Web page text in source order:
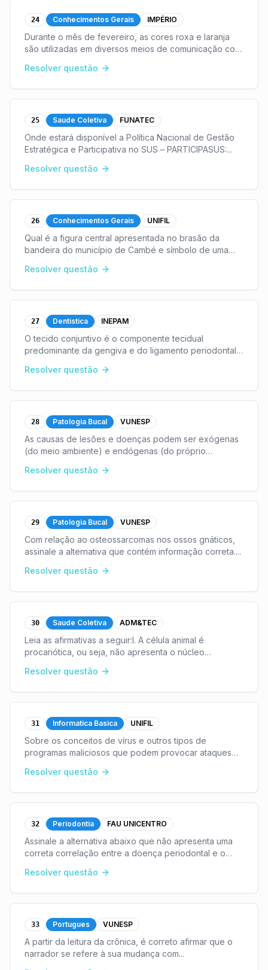
24 Conhecimentos Gerais IMPÉRIO
Durante o mês de fevereiro, as cores roxa e laranja
são utilizadas em diversos meios de comunicação com
combate de algumas doenças. A cor laranja está as
Resolver questão
25 Saude Coletiva FUNATEC
Onde estará disponível a Política Nacional de Gestão
Estratégica e Participativa no SUS – PARTICIPASUS:...
Resolver questão
26 Conhecimentos Gerais UNIFIL
Qual é a figura central apresentada no brasão da
bandeira do município de Cambé e símbolo de uma
Resolver questão
27 Dentistica INEPAM
O tecido conjuntivo é o componente tecidual
predominante da gengiva e do ligamento periodontal.
volume do tecido conjuntivo, é:
Resolver questão
28 Patologia Bucal VUNESP
As causas de lesões e doenças podem ser exógenas
(do meio ambiente) e endógenas (do próprio
informação correta sobre o impacto das agressões no
Resolver questão
29 Patologia Bucal VUNESP
Com relação ao osteossarcomas nos ossos gnáticos,
assinale a alternativa que contém informação correta....
Resolver questão
30 Saude Coletiva ADM&TEC
Leia as afirmativas a seguir:I. A célula animal é
procariótica, ou seja, não apresenta o núcleo
sintoma da ascaridíase é a anorexia.Marque a altern
Resolver questão
31 Informatica Basica UNIFIL
Sobre os conceitos de vírus e outros tipos de
programas maliciosos que podem provocar ataques
Resolver questão
32 Periodontia FAU UNICENTRO
Assinale a alternativa abaixo que não apresenta uma
correta correlação entre a doença periodontal e o
Resolver questão
33 Portugues VUNESP
A partir da leitura da crônica, é correto afirmar que o
narrador se refere à sua mudança com...